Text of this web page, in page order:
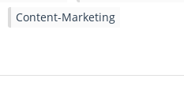
Content-Marketing